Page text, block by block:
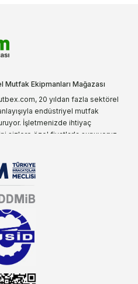
Mutfak Ekipmanları Mağazası
20 yıldan fazla sektörel
endüstriyel mutfak
İşletmenizde ihtiyaç
sizlere özel fiyatlarla sunuyoruz.
akla gelen ilk adreslerden
gösteren mutbex.com,
ürünleri üzerinde büyük bir
koşulsuz destek sunan
malzemeleri konusunda
zaman üstünde olacaktır.